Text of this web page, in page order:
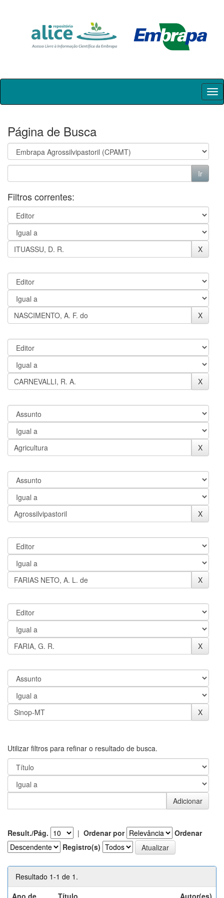
Skip
Página de Busca
Filtros correntes:
Utilizar filtros para refinar o resultado de busca.
Result./Pág. | Ordenar por
Ordenar
Registro(s)
Resultado 1-1 de 1.
Ano de
Título Autor(es)